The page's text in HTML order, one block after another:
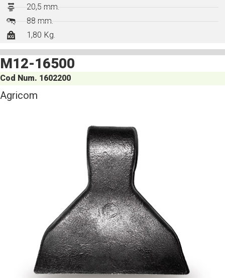
20,5 mm.
88 mm.
1,80 Kg.
M12-16500
Cod Num. 1602200
Agricom